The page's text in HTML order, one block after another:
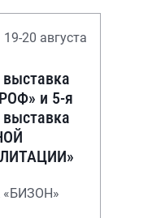
19-20 августа
и 5-я
«БИЗОН»